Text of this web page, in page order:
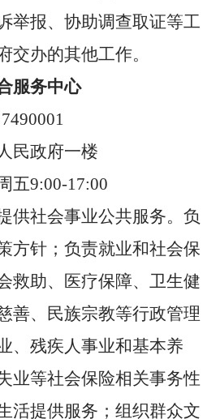
举报、协助调查取证等工
交办的其他工作。
服务中心
民政府一楼
五9:00-17:00
供社会事业公共服务。负
方针；负责就业和社会保
救助、医疗保障、卫生健
善、民族宗教等行政管理
、残疾人事业和基本养
业等社会保险相关事务性
活提供服务；组织群众文